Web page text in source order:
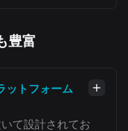
豊富
ットフォーム
て設計されてお